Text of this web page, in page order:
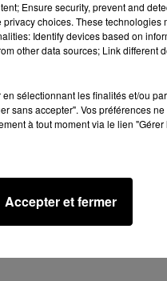
Ensure security, prevent and
choices. These technologies
Identify devices based on
other data sources; Link different
sélectionnant les finalités et/ou
sans accepter". Vos préférences
à tout moment via le lien
Accepter et fermer